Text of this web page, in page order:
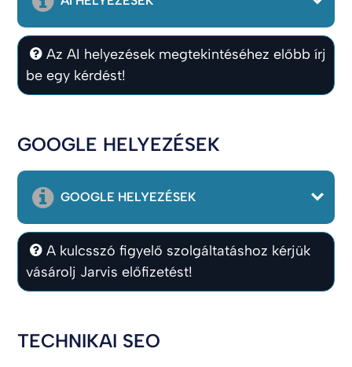
Az AI helyezések megtekintéséhez előbb írj
be egy kérdést!
GOOGLE HELYEZÉSEK
GOOGLE HELYEZÉSEK
A kulcsszó figyelő szolgáltatáshoz kérjük
vásárolj Jarvis előfizetést!
TECHNIKAI SEO